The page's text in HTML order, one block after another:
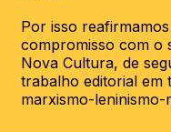
Por isso
compromisso com o
Nova Cultura, de
trabalho editorial em
marxismo-leninismo-